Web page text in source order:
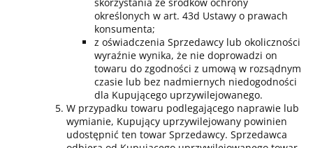
określonych w art. 43d Ustawy o prawach
konsumenta;
z oświadczenia Sprzedawcy lub okoliczności
wyraźnie wynika, że nie doprowadzi on
towaru do zgodności z umową w rozsądnym
czasie lub bez nadmiernych niedogodności
dla Kupującego uprzywilejowanego.
W przypadku towaru podlegającego naprawie lub
wymianie, Kupujący uprzywilejowany powinien
udostępnić ten towar Sprzedawcy. Sprzedawca